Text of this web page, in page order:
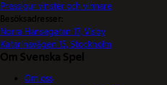
Pressjour vinster och vinnare
Besöksadresser:
Norra Hansegatan 17, Visby
Katarinavägen 15, Stockholm
Om Svenska Spel
Om oss